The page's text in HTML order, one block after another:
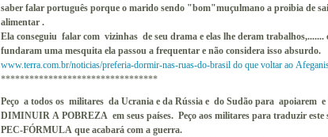
saber falar português porque o marido sendo "bom"muçulmano a proibia de
alimentar .
Ela conseguiu falar com vizinhas de seu drama e elas lhe deram
fundaram uma mesquita ela passou a frequentar e não considera isso absurdo.
www.terra.com.br/noticias/preferia-dormir-nas-ruas-do-brasil do que voltar ao
*********************************
Peço a todos os militares da Ucrania e da Rússia e do Sudão para apoiarem
DIMINUIR A POBREZA em seus países. Peço aos militares para traduzir este
PEC-FÓRMULA que acabará com a guerra.